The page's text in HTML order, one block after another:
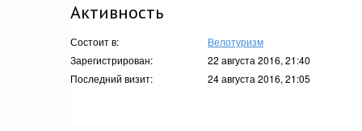
Активность
Состоит в:
Велотуризм
Зарегистрирован:
22 августа 2016, 21:40
Последний визит:
24 августа 2016, 21:05